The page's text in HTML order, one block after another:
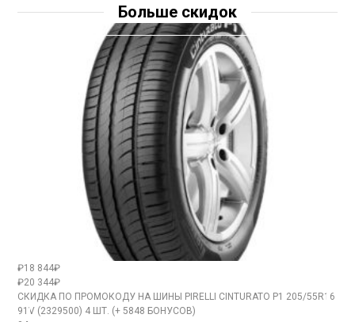
Больше скидок
₽18 844₽
₽20 344₽
СКИДКА ПО ПРОМОКОДУ НА ШИНЫ PIRELLI CINTURATO P1 205/55R16
91V (2329500) 4 ШТ. (+ 5848 БОНУСОВ)